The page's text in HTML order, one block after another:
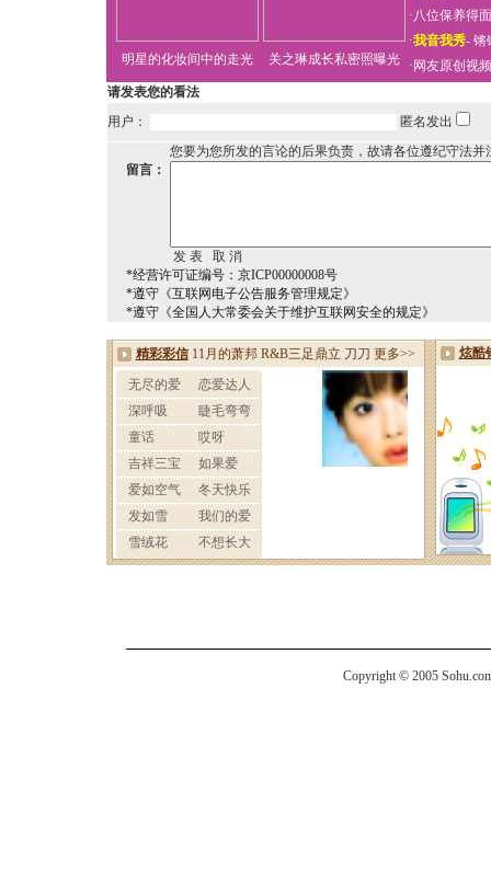
明星的化妆间中的走光 关之琳成长私密照曝光
·八位保养得
·我音我秀- 锵
· 网友原创视
请发表您的看法
用户：
匿名发出
您要为您所发的言论的后果负责，故请各位遵纪守法并
留言：
*经营许可证编号：京ICP00000008号
*遵守《互联网电子公告服务管理规定》
*遵守《全国人大常委会关于维护互联网安全的规定》
Copyright © 2005